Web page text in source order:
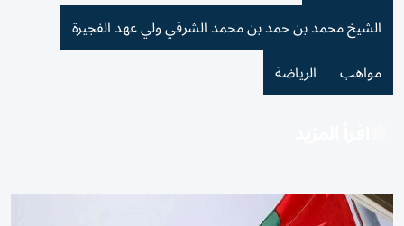
الشيخ محمد بن حمد بن محمد الشرقي ولي عهد الفجيرة
مواهب
الرياضة